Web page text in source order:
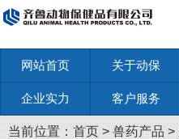
网站首页 关于动保
企业实力 客户服务
当前位置： 首页 > 兽药产品 >